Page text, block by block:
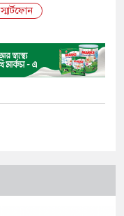
স্মার্টফোন